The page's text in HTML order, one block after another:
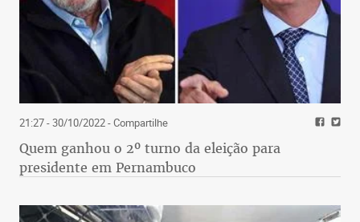
21:27 - 30/10/2022- Compartilhe
Quem ganhou o 2º turno da eleição para
presidente em Pernambuco